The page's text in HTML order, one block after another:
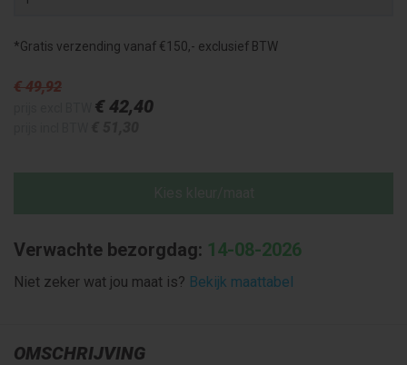
*Gratis verzending vanaf €150,- exclusief BTW
€ 49,92
€ 42,40
Verwachte bezorgdag: 14-08-2026
Niet zeker wat jou maat is? Bekijk maattabel
OMSCHRIJVING